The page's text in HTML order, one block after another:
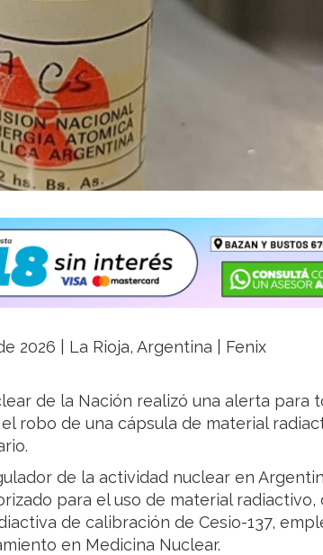
2026 | La Rioja, Argentina | Fenix
de la Nación realizó una alerta para
robo de una cápsula de material
de la actividad nuclear en
para el uso de material radiactivo,
de calibración de Cesio-137,
en Medicina Nuclear.